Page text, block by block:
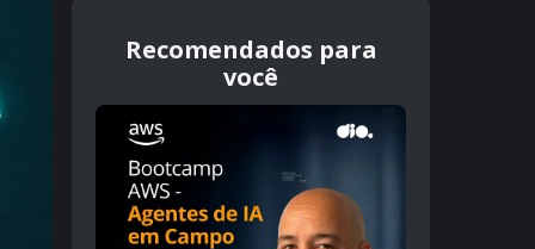
Recomendados para
você